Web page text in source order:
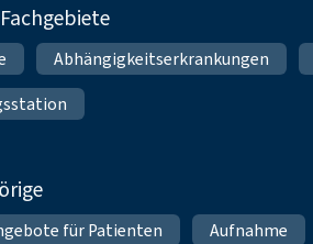
Abhängigkeitserkrankungen
für Patienten Aufnahme